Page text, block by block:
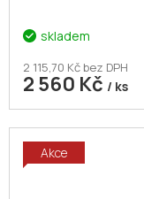
skladem
2 115,70 Kč bez DPH
2 560 Kč / ks
Akce